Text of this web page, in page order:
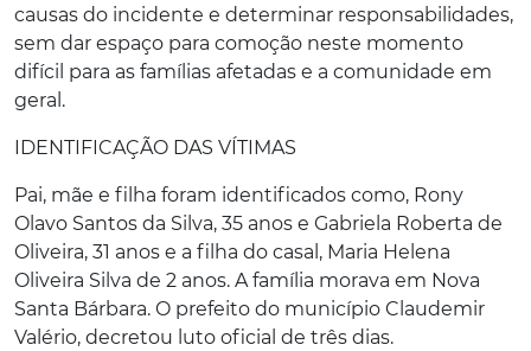
causas do incidente e determinar responsabilidades,
sem dar espaço para comoção neste momento
difícil para as famílias afetadas e a comunidade em
geral.
IDENTIFICAÇÃO DAS VÍTIMAS
Pai, mãe e filha foram identificados como, Rony
Olavo Santos da Silva, 35 anos e Gabriela Roberta de
Oliveira, 31 anos e a filha do casal, Maria Helena
Oliveira Silva de 2 anos. A família morava em Nova
Santa Bárbara. O prefeito do município Claudemir
Valério, decretou luto oficial de três dias.